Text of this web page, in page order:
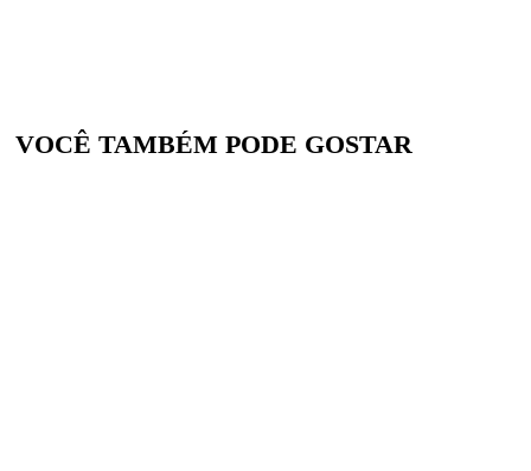
VOCÊ TAMBÉM PODE GOSTAR